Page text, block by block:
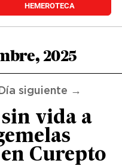
HEMEROTECA
2025
Día siguiente →
vida a
Curepto